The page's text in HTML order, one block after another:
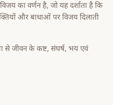
का वर्णन है, जो यह दर्शाता है कि
और बाधाओं पर विजय दिलाती
से जीवन के कष्ट, संघर्ष, भय एवं